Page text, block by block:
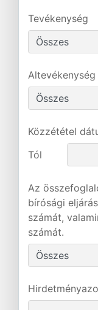
Tevékenység
Altevékenység
Közzététel
Tól
Az
bírósági
számát,
számát.